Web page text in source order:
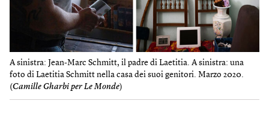
A sinistra: Jean-Marc Schmitt, il padre di Laetitia. A sinistra: una
foto di Laetitia Schmitt nella casa dei suoi genitori. Marzo 2020.
(Camille Gharbi per Le Monde)